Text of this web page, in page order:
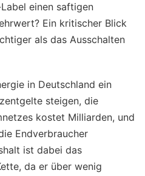
einen saftigen
Ein kritischer Blick
als das Ausschalten
in Deutschland ein
steigen, die
kostet Milliarden, und
Endverbraucher
ist dabei das
da er über wenig